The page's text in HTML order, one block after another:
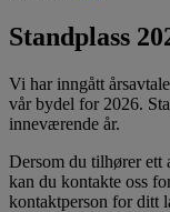
Standplass
Vi har inngått
vår bydel for 2026.
inneværende år.
Dersom du tilhører ett
kan du kontakte oss
kontaktperson for ditt